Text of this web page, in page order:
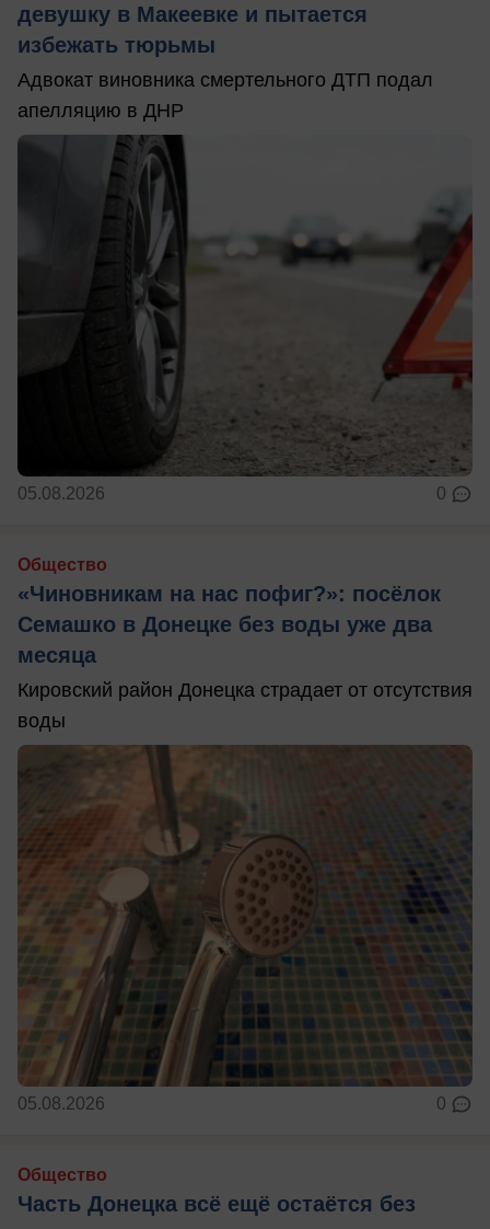
девушку в Макеевке и пытается
избежать тюрьмы
Адвокат виновника смертельного ДТП подал
апелляцию в ДНР
05.08.2026 0
Общество
«Чиновникам на нас пофиг?»: посёлок
Семашко в Донецке без воды уже два
месяца
Кировский район Донецка страдает от отсутствия
воды
05.08.2026 0
Общество
Часть Донецка всё ещё остаётся без